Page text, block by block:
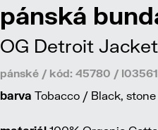
pánská
OG Detroit
pánské / kód: 45780 /
barva Tobacco / Black,